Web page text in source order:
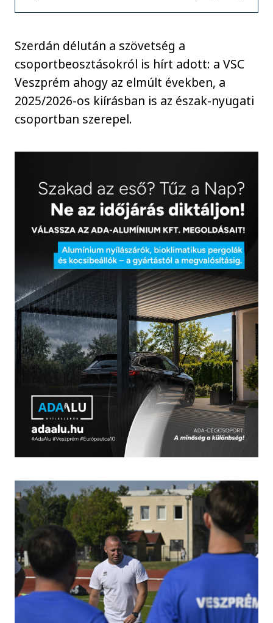
Szerdán délután a szövetség a
csoportbeosztásokról is hírt adott: a VSC
Veszprém ahogy az elmúlt években, a
2025/2026-os kiírásban is az észak-nyugati
csoportban szerepel.